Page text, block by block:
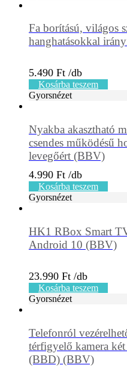
Fa borítású, világos
hanghatásokkal
5.490 Ft
Kosárba teszem
Gyorsnézet
Nyakba akasztható
csendes működésű
levegőért (BBV)
4.990 Ft
Kosárba teszem
Gyorsnézet
HK1 RBox Smart
Android 10 (BBV)
23.990 Ft
Kosárba teszem
Gyorsnézet
Telefonról
térfigyelő kamera
(BBD) (BBV)